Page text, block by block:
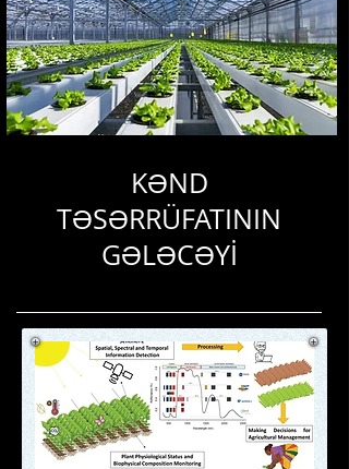
KƏND
TƏSƏRRÜFATININ
GƏLƏCƏYİ